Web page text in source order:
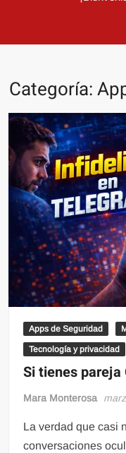
Categoría:
Apps de Seguridad
Tecnología y privacidad
Si tienes pareja
Mara Monterosa
La verdad que casi
conversaciones